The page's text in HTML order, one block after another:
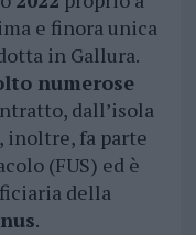
e finora unica
in Gallura.
numerose
dall’isola
, inoltre, fa parte
(FUS) ed è
della
.